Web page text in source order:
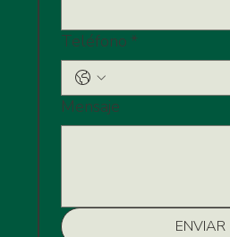
Teléfono *
Mensaje
ENVIAR